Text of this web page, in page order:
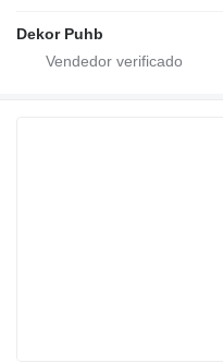
Dekor Puhb